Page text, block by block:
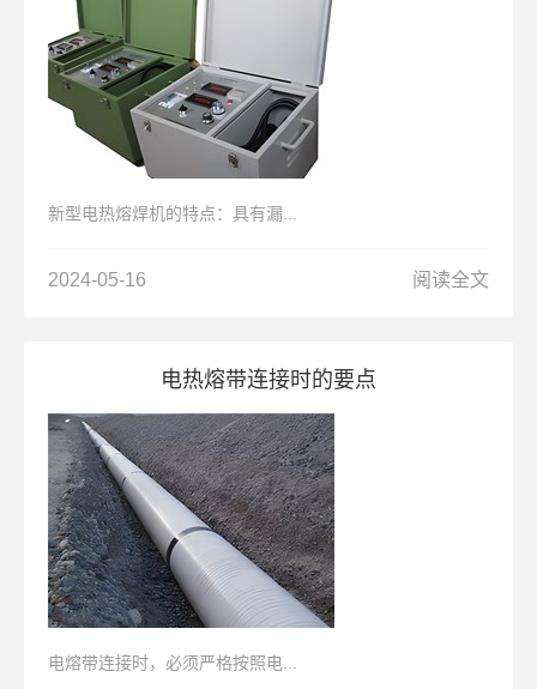
新型电热熔焊机的特点：具有漏...
2024-05-16 阅读全文
电热熔带连接时的要点
电熔带连接时，必须严格按照电...